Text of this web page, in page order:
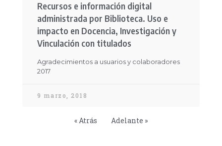
Recursos e información digital
administrada por Biblioteca. Uso e
impacto en Docencia, Investigación y
Vinculación con titulados
Agradecimientos a usuarios y colaboradores
2017
9 marzo, 2018
« Atrás Adelante »